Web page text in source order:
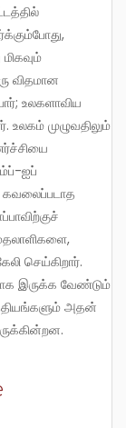
விதமான
உலகளாவிய
உலகம் முழுவதிலும்
ஐப்
கவலைப்படாத
செய்கிறார்.
இருக்க வேண்டும்
அதன்